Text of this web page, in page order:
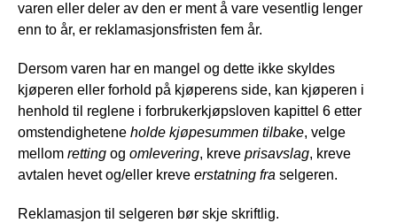
varen eller deler av den er ment å vare vesentlig lenger
enn to år, er reklamasjonsfristen fem år.
Dersom varen har en mangel og dette ikke skyldes
kjøperen eller forhold på kjøperens side, kan kjøperen i
henhold til reglene i forbrukerkjøpsloven kapittel 6 etter
omstendighetene holde kjøpesummen tilbake, velge
mellom retting og omlevering, kreve prisavslag, kreve
avtalen hevet og/eller kreve erstatning fra selgeren.
Reklamasjon til selgeren bør skje skriftlig.